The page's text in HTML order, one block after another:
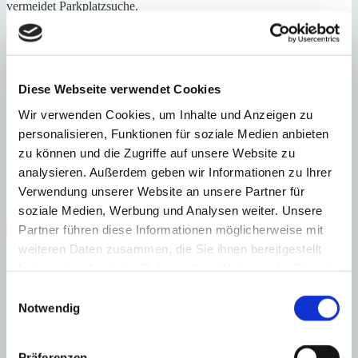
Diese Webseite verwendet Cookies
Wir verwenden Cookies, um Inhalte und Anzeigen zu
personalisieren, Funktionen für soziale Medien anbieten
zu können und die Zugriffe auf unsere Website zu
analysieren. Außerdem geben wir Informationen zu Ihrer
Verwendung unserer Website an unsere Partner für
soziale Medien, Werbung und Analysen weiter. Unsere
Partner führen diese Informationen möglicherweise mit
weiteren Daten zusammen, die Sie ihnen bereitgestellt
Notwendig
vermeidet Parkplatzsuche.
gepflegt
Nähe
Energieeffizienz
Steuern beim Immobilienkauf auf Mallorca!